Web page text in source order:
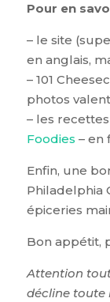
Pour en
– le site
en anglais,
– 101
photos
– les
Foodies – en
Enfin, une
Philadelphia
épiceries
Bon appétit,
Attention
décline toute